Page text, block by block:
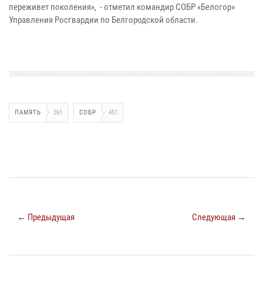
переживет поколения», - отметил командир СОБР «Белогор»
Управления Росгвардии по Белгородской области.
ПАМЯТЬ 361 СОБР 451
← Предыдущая Следующая →